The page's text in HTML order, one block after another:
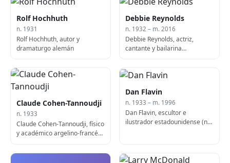
Rolf Hochhuth
n. 1931
Rolf Hochhuth, autor y
dramaturgo alemán
Debbie Reynolds
n. 1932 – m. 2016
Debbie Reynolds, actriz,
cantante y bailarina
Claude Cohen-Tannoudji
n. 1933
Claude Cohen-Tannoudji, físico
y académico argelino-francés,
Dan Flavin
n. 1933 – m. 1996
Dan Flavin, escultor e
ilustrador estadounidense (n.